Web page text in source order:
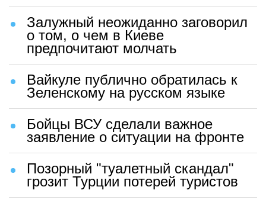
Залужный неожиданно заговорил
о том, о чем в Киеве
предпочитают молчать
Вайкуле публично обратилась к
Зеленскому на русском языке
Бойцы ВСУ сделали важное
заявление о ситуации на фронте
Позорный "туалетный скандал"
грозит Турции потерей туристов